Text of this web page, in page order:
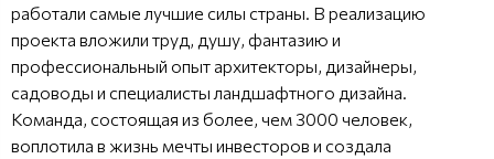
работали самые лучшие силы страны. В реализацию
проекта вложили труд, душу, фантазию и
профессиональный опыт архитекторы, дизайнеры,
садоводы и специалисты ландшафтного дизайна.
Команда, состоящая из более, чем 3000 человек,
воплотила в жизнь мечты инвесторов и создала